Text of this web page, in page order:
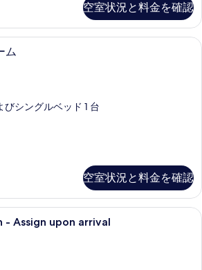
空室状況と料金を確認
セーフティボックス (室内)、デスク
ム
びシングルベッド 1 台
空室状況と料金を確認
セーフティボックス (室内)、デスク
- Assign upon arrival